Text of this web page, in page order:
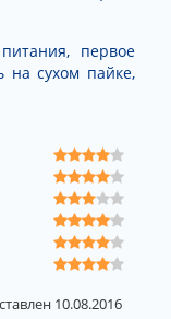
первое
на сухом пайке,
10.08.2016